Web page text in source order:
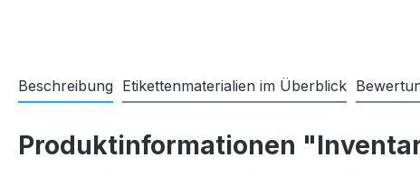
Beschreibung Etikettenmaterialien im Überblick
Produktinformationen